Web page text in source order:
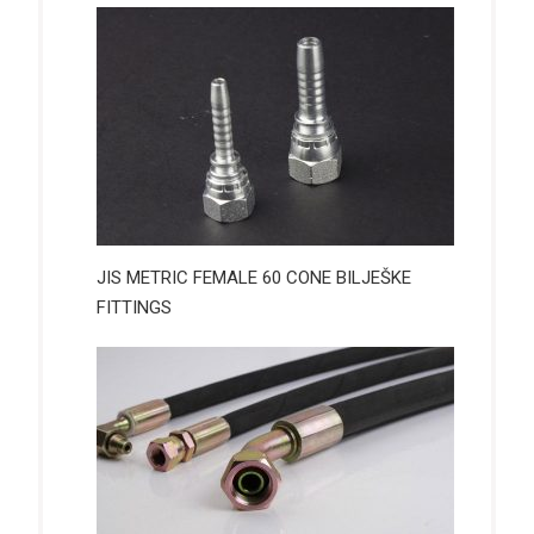
JIS METRIC FEMALE 60 CONE BILJEŠKE
FITTINGS